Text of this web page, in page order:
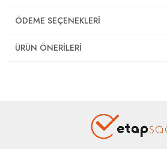
ÖDEME SEÇENEKLERI
ÜRÜN ÖNERILERI